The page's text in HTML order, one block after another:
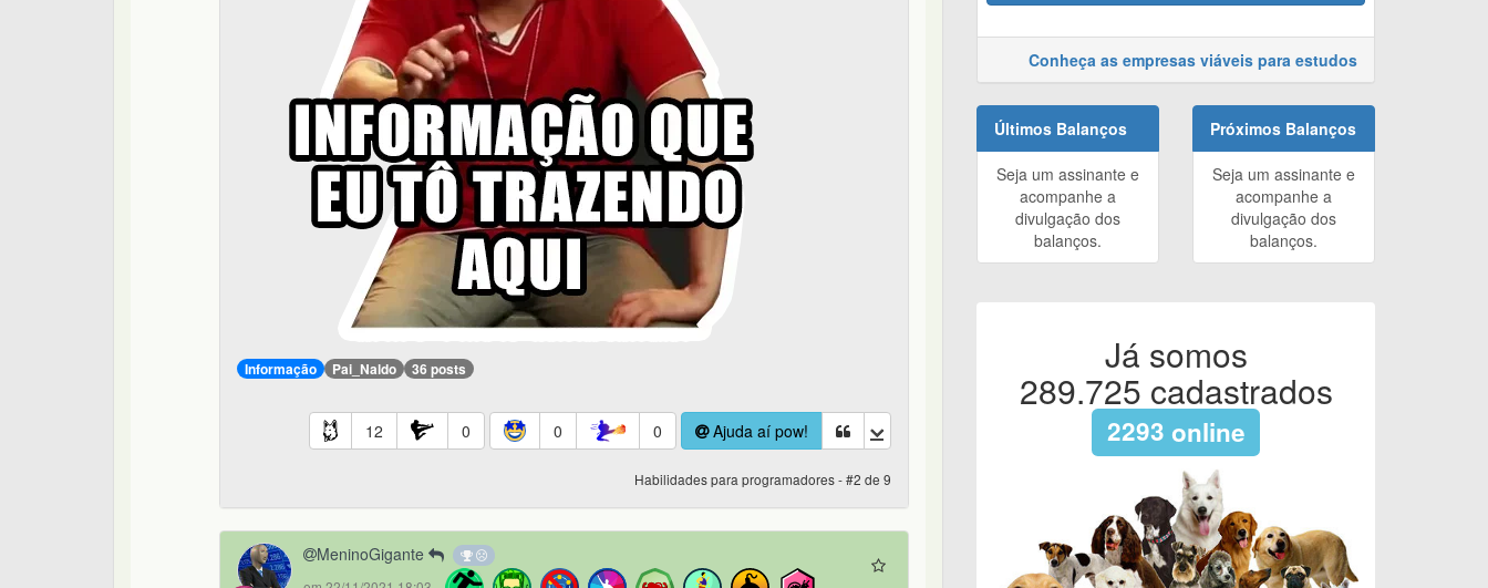
Informação Pai_Naldo 36 posts
12 0 0 0 Ajuda aí pow!
Habilidades para programadores - #2 de 9
MeninoGigante
Conheça as empresas viáveis para estudos
Últimos Balanços
Seja um assinante e
acompanhe a
divulgação dos
balanços.
Próximos Balanços
Seja um assinante e
acompanhe a
divulgação dos
balanços.
Já somos
289.725 cadastrados
2293 online